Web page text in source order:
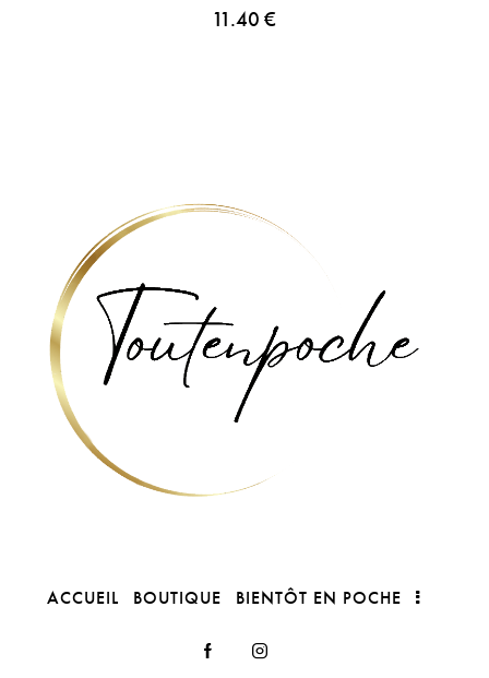
11.40 €
ACCUEIL BOUTIQUE BIENTÔT EN POCHE